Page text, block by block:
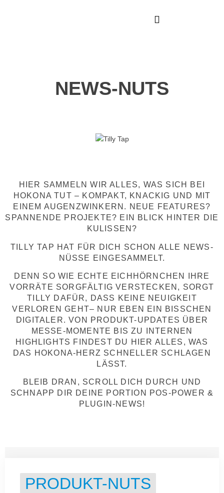
NEWS-NUTS
HIER SAMMELN WIR ALLES, WAS SICH BEI
HOKONA TUT – KOMPAKT, KNACKIG UND MIT
EINEM AUGENZWINKERN. NEUE FEATURES?
SPANNENDE PROJEKTE? EIN BLICK HINTER DIE
KULISSEN?
TILLY TAP HAT FÜR DICH SCHON ALLE NEWS-
NÜSSE EINGESAMMELT.
DENN SO WIE ECHTE EICHHÖRNCHEN IHRE
VORRÄTE SORGFÄLTIG VERSTECKEN, SORGT
TILLY DAFÜR, DASS KEINE NEUIGKEIT
VERLOREN GEHT– NUR EBEN EIN BISSCHEN
DIGITALER. VON PRODUKT-UPDATES ÜBER
MESSE-MOMENTE BIS ZU INTERNEN
HIGHLIGHTS FINDEST DU HIER ALLES, WAS
DAS HOKONA-HERZ SCHNELLER SCHLAGEN
LÄSST.
BLEIB DRAN, SCROLL DICH DURCH UND
SCHNAPP DIR DEINE PORTION POS-POWER &
PLUGIN-NEWS!
PRODUKT-NUTS